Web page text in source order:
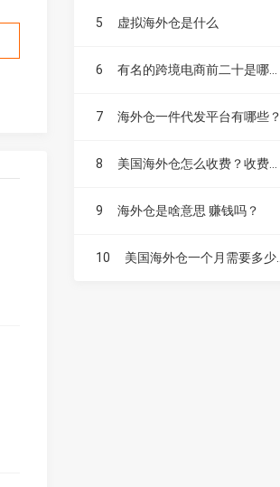
5 虚拟海外仓是什么
6 有名的跨境电商前二十是哪些？
7 海外仓一件代发平台有哪些？
8 美国海外仓怎么收费？收费标准是？
9 海外仓是啥意思 赚钱吗？
10 美国海外仓一个月需要多少费用？